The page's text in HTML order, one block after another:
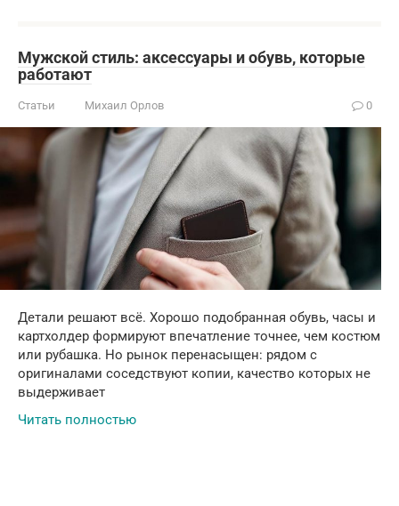
Мужской стиль: аксессуары и обувь, которые
работают
Статьи Михаил Орлов 0
Детали решают всё. Хорошо подобранная обувь, часы и
картхолдер формируют впечатление точнее, чем костюм
или рубашка. Но рынок перенасыщен: рядом с
оригиналами соседствуют копии, качество которых не
выдерживает
Читать полностью